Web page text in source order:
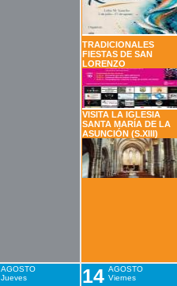
TRADICIONALES
FIESTAS DE SAN
LORENZO
VISITA LA IGLESIA
SANTA MARÍA DE LA
ASUNCIÓN (S.XIII)
AGOSTO
Jueves
14 AGOSTO
Viernes